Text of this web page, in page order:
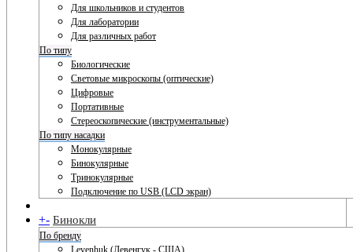
Для школьников и студентов
Для лаборатории
Для различных работ
По типу
Биологические
Световые микроскопы (оптические)
Цифровые
Портативные
Стереоскопические (инструментальные)
По типу насадки
Монокулярные
Бинокулярные
Тринокулярные
Подключение по USB (LCD экран)
+- Бинокли
По бренду
Levenhuk (Левенгук - США)